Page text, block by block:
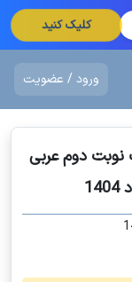
کلیک کنید
ورود / عضویت
نوبت دوم عربی